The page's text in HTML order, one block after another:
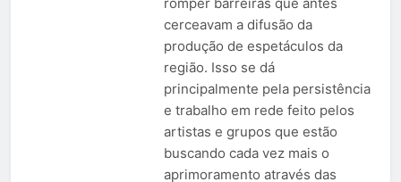
cerceavam a difusão da
produção de espetáculos da
região. Isso se dá
principalmente pela persistência
e trabalho em rede feito pelos
artistas e grupos que estão
buscando cada vez mais o
aprimoramento através das